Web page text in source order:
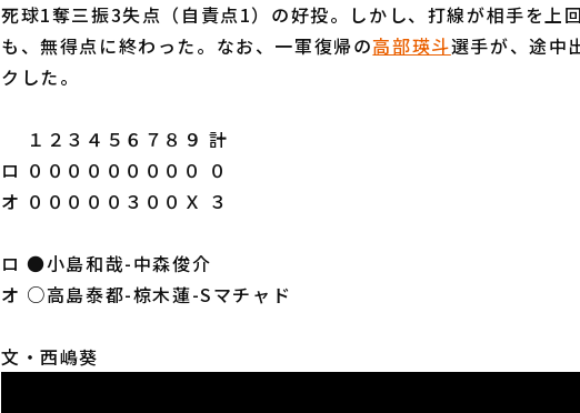
死球1奪三振3失点（自責点1）の好投。しかし、打線が相手を上
も、無得点に終わった。なお、一軍復帰の高部瑛斗選手が、途中
クした。
１２３４５６７８９ 計
ロ ０００００００００ ０
オ ０００００３００Ｘ ３
ロ ●小島和哉-中森俊介
オ ○高島泰都-椋木蓮-Sマチャド
文・西嶋葵